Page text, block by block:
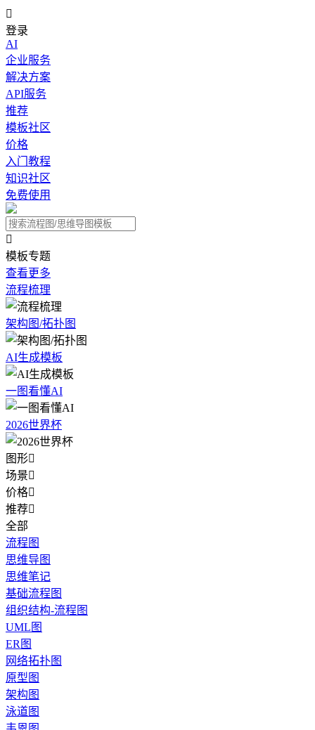

登录
AI
企业服务
解决方案
API服务
推荐
模板社区
价格
入门教程
知识社区
免费使用

模板专题
查看更多
流程梳理
架构图/拓扑图
AI生成模板
一图看懂AI
2026世界杯
图形
场景
价格
推荐
全部
流程图
思维导图
思维笔记
基础流程图
组织结构-流程图
UML图
ER图
网络拓扑图
原型图
架构图
泳道图